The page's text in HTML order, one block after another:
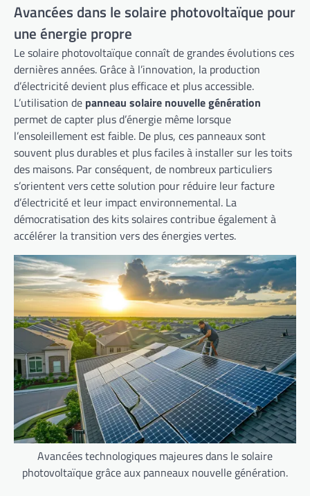
Avancées dans le solaire photovoltaïque pour
une énergie propre
Le solaire photovoltaïque connaît de grandes évolutions ces
dernières années. Grâce à l’innovation, la production
d’électricité devient plus efficace et plus accessible.
L’utilisation de panneau solaire nouvelle génération
permet de capter plus d’énergie même lorsque
l’ensoleillement est faible. De plus, ces panneaux sont
souvent plus durables et plus faciles à installer sur les toits
des maisons. Par conséquent, de nombreux particuliers
s’orientent vers cette solution pour réduire leur facture
d’électricité et leur impact environnemental. La
démocratisation des kits solaires contribue également à
accélérer la transition vers des énergies vertes.
Avancées technologiques majeures dans le solaire
photovoltaïque grâce aux panneaux nouvelle génération.